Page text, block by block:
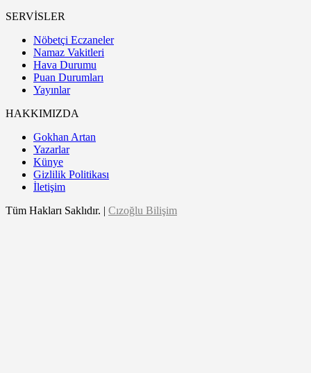
SERVİSLER
Nöbetçi Eczaneler
Namaz Vakitleri
Hava Durumu
Puan Durumları
Yayınlar
HAKKIMIZDA
Gokhan Artan
Yazarlar
Künye
Gizlilik Politikası
İletişim
Tüm Hakları Saklıdır. | Cızoğlu Bilişim